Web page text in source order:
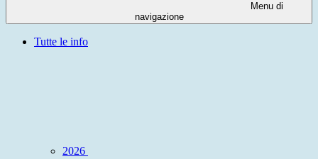
Menu di
navigazione
Tutte le info
2026